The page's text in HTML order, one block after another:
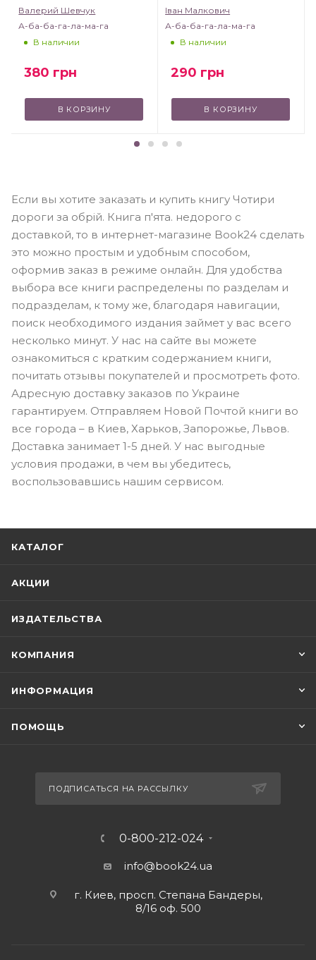
Валерий Шевчук
А-ба-ба-га-ла-ма-га
В наличии
380 грн
В КОРЗИНУ
Іван Малкович
А-ба-ба-га-ла-ма-га
В наличии
290 грн
В КОРЗИНУ
Если вы хотите заказать и купить книгу Чотири
дороги за обрій. Книга п'ята. недорого с
доставкой, то в интернет-магазине Book24 сделать
это можно простым и удобным способом,
оформив заказ в режиме онлайн. Для удобства
выбора все книги распределены по разделам и
подразделам, к тому же, благодаря навигации,
поиск необходимого издания займет у вас всего
несколько минут. У нас на сайте вы можете
ознакомиться с кратким содержанием книги,
почитать отзывы покупателей и просмотреть фото.
Адресную доставку заказов по Украине
гарантируем. Отправляем Новой Почтой книги во
все города – в Киев, Харьков, Запорожье, Львов.
Доставка занимает 1-5 дней. У нас выгодные
условия продажи, в чем вы убедитесь,
воспользовавшись нашим сервисом.
КАТАЛОГ
АКЦИИ
ИЗДАТЕЛЬСТВА
КОМПАНИЯ
ИНФОРМАЦИЯ
ПОМОЩЬ
ПОДПИСАТЬСЯ НА РАССЫЛКУ
0-800-212-024
info@book24.ua
г. Киев, просп. Степана Бандеры,
8/16 оф. 500